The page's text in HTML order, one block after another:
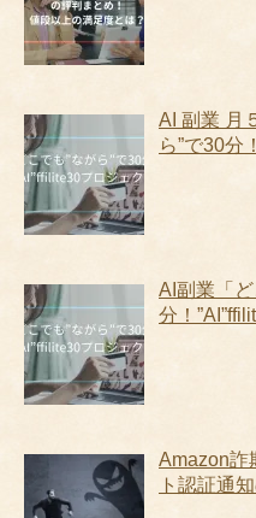
AI 副業 月
ら”で30分
AI副業「ど
分！
Amazon詐
ト認証通